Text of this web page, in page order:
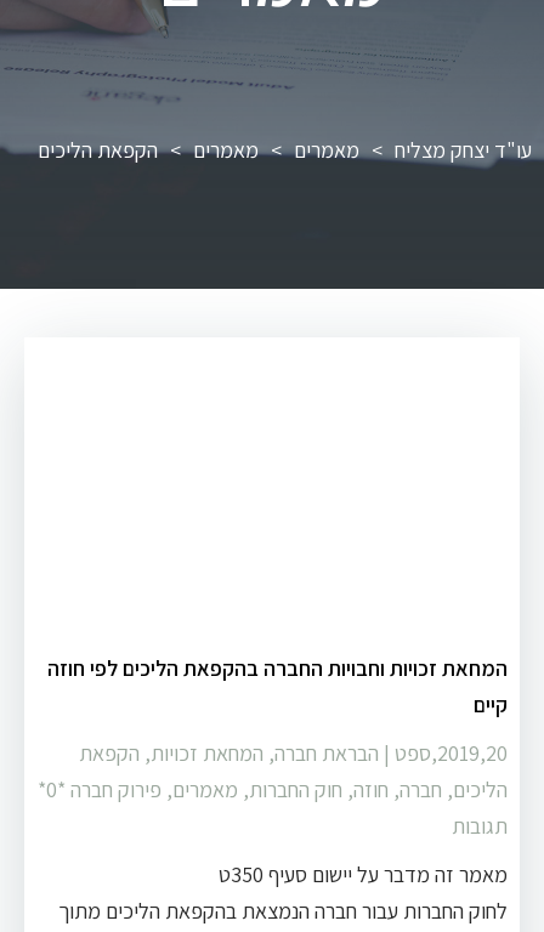
עו"ד יצחק מצליח > מאמרים > מאמרים > הקפאת הליכים
המחאת זכויות וחבויות החברה בהקפאת הליכים לפי חוזה
קיים
2019,20,ספט
| הבראת חברה, המחאת זכויות, הקפאת
הליכים, חברה, חוזה, חוק החברות, מאמרים, פירוק חברה
‏*0*
תגובות
מאמר זה מדבר על יישום סעיף 350ט
לחוק החברות עבור חברה הנמצאת בהקפאת הליכים מתוך